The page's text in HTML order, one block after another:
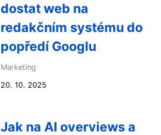
dostat web na
redakčním systému do
popředí Googlu
Marketing
20. 10. 2025
Jak na AI overviews a